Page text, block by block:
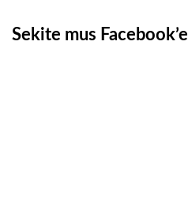
Sekite mus Facebook’e